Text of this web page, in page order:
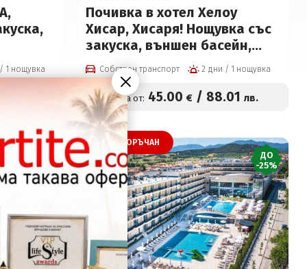
и
г на
2 дни / 1 нощувка
.14
Почивка в хотел Хелоу
Хисар, Хисаря! Нощувка със
закуска, външен басейн,
вътрешен минерален с
джакузи, сауна и парна баня
на цени от 45 € на човек
Собствен транспорт 2 дни / 1 нощувка
Цена от: 45.00 €/ 88.01 лв.
ПРЕПОРЪЧАН
ДО
-25%